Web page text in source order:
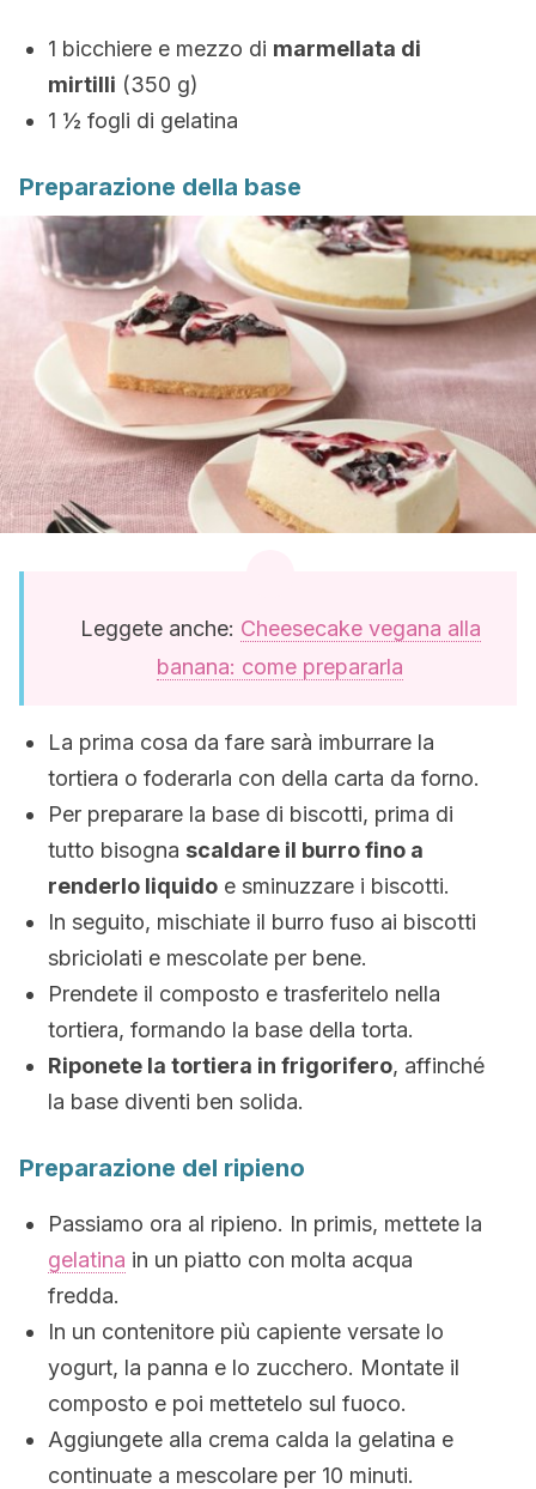
1 bicchiere e mezzo di marmellata di
mirtilli (350 g)
1 ½ fogli di gelatina
Preparazione della base
Leggete anche: Cheesecake vegana alla
banana: come prepararla
La prima cosa da fare sarà imburrare la
tortiera o foderarla con della carta da forno.
Per preparare la base di biscotti, prima di
tutto bisogna scaldare il burro fino a
renderlo liquido e sminuzzare i biscotti.
In seguito, mischiate il burro fuso ai biscotti
sbriciolati e mescolate per bene.
Prendete il composto e trasferitelo nella
tortiera, formando la base della torta.
Riponete la tortiera in frigorifero, affinché
la base diventi ben solida.
Preparazione del ripieno
Passiamo ora al ripieno. In primis, mettete la
gelatina in un piatto con molta acqua
fredda.
In un contenitore più capiente versate lo
yogurt, la panna e lo zucchero. Montate il
composto e poi mettetelo sul fuoco.
Aggiungete alla crema calda la gelatina e
continuate a mescolare per 10 minuti.